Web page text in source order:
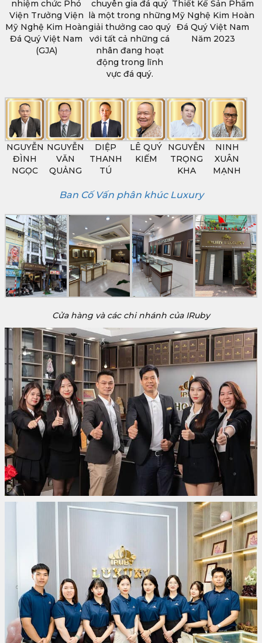
nhiệm chức Phó
Viện Trưởng Viện
Mỹ Nghệ Kim Hoàn
Đá Quý Việt Nam
(GJA)
chuyên gia đá quý
là một trong những
giải thưởng cao quý
với tất cả những cá
nhân đang hoạt
động trong lĩnh
vực đá quý.
Thiết Kế Sản Phẩm
Mỹ Nghệ Kim Hoàn
Đá Quý Việt Nam
Năm 2023
NGUYỄN
ĐÌNH
NGỌC
NGUYỄN
VĂN
QUẢNG
DIỆP
THANH
TÚ
LÊ QUÝ
KIẾM
NGUYỄN
TRỌNG
KHA
NINH
XUÂN
MẠNH
Ban Cố Vấn phân khúc Luxury
Cửa hàng và các chi nhánh của IRuby